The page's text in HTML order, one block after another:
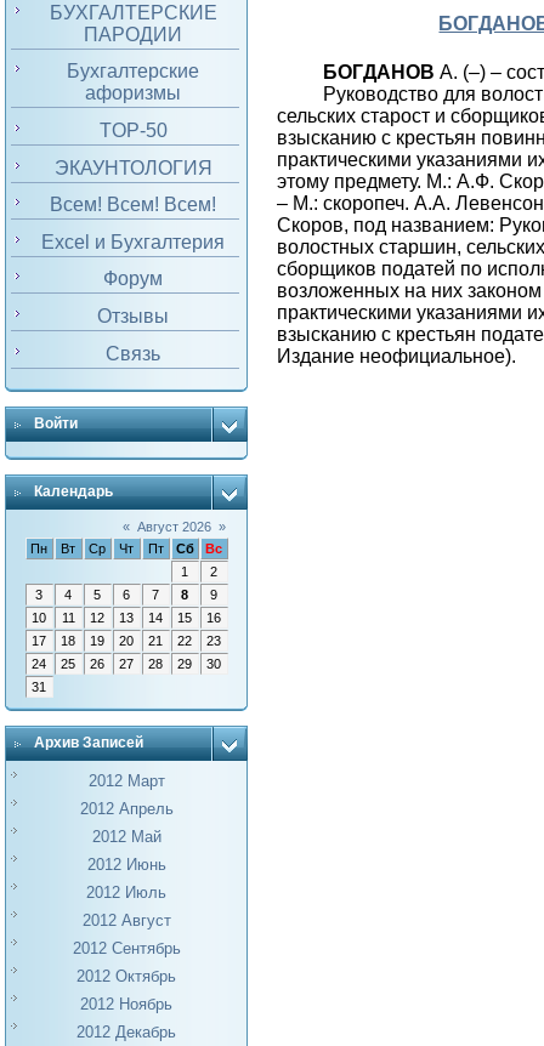
БУХГАЛТЕРСКИЕ
ПАРОДИИ
Бухгалтерские
афоризмы
TOP-50
ЭКАУНТОЛОГИЯ
Всем! Всем! Всем!
Excel и Бухгалтерия
Форум
Отзывы
Связь
Войти
Календарь
« Август 2026 »
Пн
Вт Ср Чт Пт Сб
Вс
1
2
3
4 5 6 7 8
9
10
11 12 13 14 15
16
17
18 19 20 21 22
23
24
25 26 27 28 29
30
31
Архив Записей
2012 Март
2012 Апрель
2012 Май
2012 Июнь
2012 Июль
2012 Август
2012 Сентябрь
2012 Октябрь
2012 Ноябрь
2012 Декабрь
БОГДАНОВ А. (–) –
Руководство для
сельских старост и
взысканию с крестьян
практическими указаниями
этому предмету. М.: А.Ф.
– М.: скоропеч. А.А.
Скоров, под названием:
волостных старшин,
сборщиков податей по
возложенных на них
практическими указаниями
взысканию с крестьян
Издание неофициальное).